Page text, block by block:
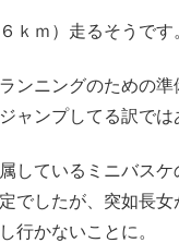
ｋｍ）走るそうです
ンニングのための準
ャンプしてる訳では
しているミニバス
でしたが、突如長女
行かないことに。